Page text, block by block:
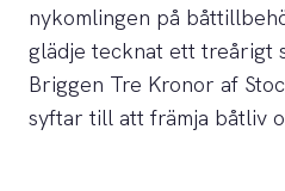
nykomlingen på
glädje tecknat ett treårigt
Briggen Tre Kronor af
syftar till att främja båtliv